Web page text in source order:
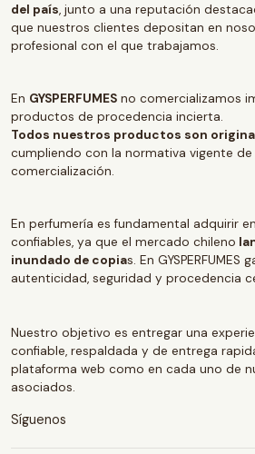
del país, junto a una reputación
que nuestros clientes depositan en
profesional con el que trabajamos.
En GYSPERFUMES no comercializamos
productos de procedencia incierta.
Todos nuestros productos son
cumpliendo con la normativa vigente
comercialización.
En perfumería es fundamental adquirir
confiables, ya que el mercado chileno
inundado de copias. En GYSPERFUMES
autenticidad, seguridad y procedencia
Nuestro objetivo es entregar una
confiable, respaldada y de entrega
plataforma web como en cada uno de
asociados.
Síguenos